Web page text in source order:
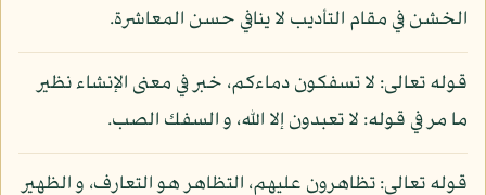
الخشن في مقام التأديب لا ينافي حسن المعاشرة.
قوله تعالى: لا تسفكون دماءكم، خبر في معنى الإنشاء نظير
ما مر في قوله: لا تعبدون إلا الله، و السفك الصب.
قوله تعالى: تظاهرون عليهم، التظاهر هو التعارف، و الظهير